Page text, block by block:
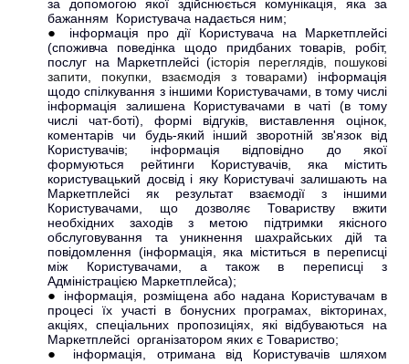
за допомогою якої здійснюється комунікація, яка за
бажанням Користувача надається ним;
інформація про дії Користувача на Маркетплейсі
(споживча поведінка щодо придбаних товарів, робіт,
послуг на Маркетплейсі (історія переглядів, пошукові
запити, покупки, взаємодія з товарами) інформація
щодо спілкування з іншими Користувачами, в тому числі
інформація залишена Користувачами в чаті (в тому
числі чат-боті), формі відгуків, виставлення оцінок,
коментарів чи будь-який інший зворотній зв'язок від
Користувачів; інформація відповідно до якої
формуються рейтинги Користувачів, яка містить
користувацький досвід і яку Користувачі залишають на
Маркетплейсі як результат взаємодії з іншими
Користувачами, що дозволяє Товариству вжити
необхідних заходів з метою підтримки якісного
обслуговування та уникнення шахрайських дій та
повідомлення (інформація, яка міститься в переписці
між Користувачами, а також в переписці з
Адміністрацією Маркетплейса);
інформація, розміщена або надана Користувачам в
процесі їх участі в бонусних програмах, вікторинах,
акціях, спеціальних пропозиціях, які відбуваються на
Маркетплейсі організатором яких є Товариство;
інформація, отримана від Користувачів шляхом